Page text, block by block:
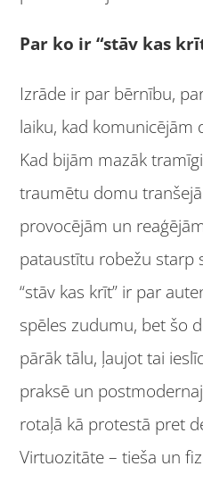
Par ko ir “stāv kas
Izrāde ir par bērnību,
laiku, kad komunicējām
Kad bijām mazāk
traumētu domu
provocējām un
pataustītu robežu starp
“stāv kas krīt” ir par
spēles zudumu, bet šo
pārāk tālu, ļaujot tai
praksē un
rotaļā kā protestā pret
Virtuozitāte – tieša un